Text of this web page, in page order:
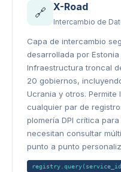
🔗 X-Road
Intercambio de
Capa de intercambio
desarrollada por Estonia
Infraestructura troncal
20 gobiernos,
Ucrania y otros. Permite
cualquier par de
plomería DPI crítica
necesitan consultar
punto a punto